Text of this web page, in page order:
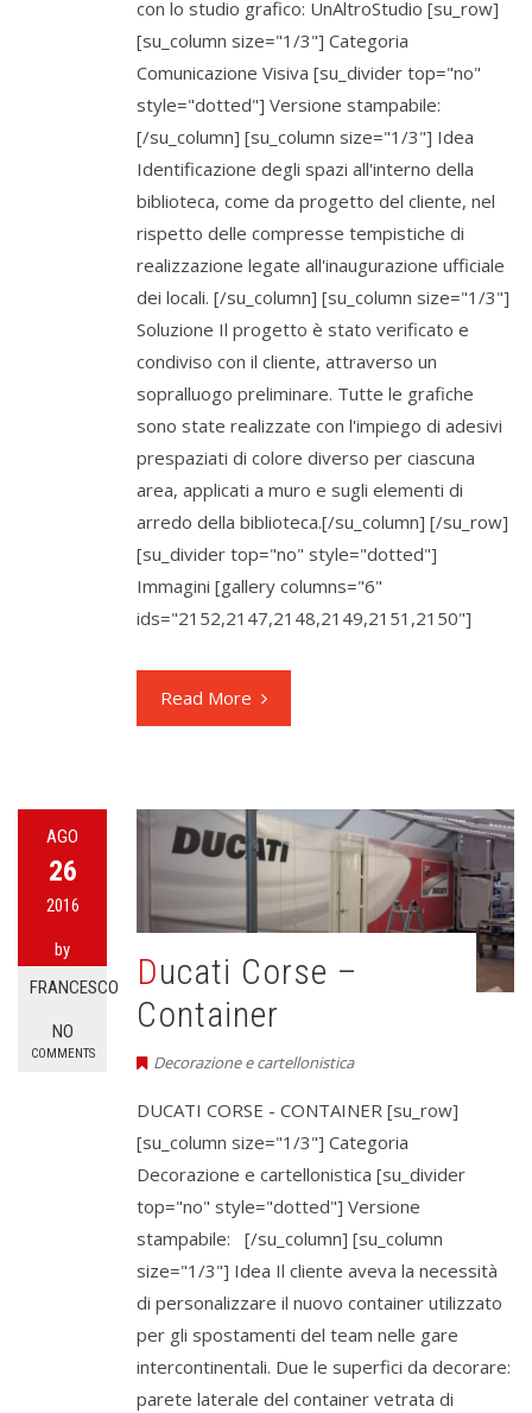
con lo studio grafico: UnAltroStudio [su_row]
[su_column size="1/3"] Categoria
Comunicazione Visiva [su_divider top="no"
style="dotted"] Versione stampabile:
[/su_column] [su_column size="1/3"] Idea
Identificazione degli spazi all'interno della
biblioteca, come da progetto del cliente, nel
rispetto delle compresse tempistiche di
realizzazione legate all'inaugurazione ufficiale
dei locali. [/su_column] [su_column size="1/3"]
Soluzione Il progetto è stato verificato e
condiviso con il cliente, attraverso un
sopralluogo preliminare. Tutte le grafiche
sono state realizzate con l'impiego di adesivi
prespaziati di colore diverso per ciascuna
area, applicati a muro e sugli elementi di
arredo della biblioteca.[/su_column] [/su_row]
[su_divider top="no" style="dotted"]
Immagini [gallery columns="6"
ids="2152,2147,2148,2149,2151,2150"]
Read More
AGO
26
2016
by
FRANCESCO
NO
COMMENTS
Ducati Corse –
Container
Decorazione e cartellonistica
DUCATI CORSE - CONTAINER [su_row]
[su_column size="1/3"] Categoria
Decorazione e cartellonistica [su_divider
top="no" style="dotted"] Versione
stampabile: [/su_column] [su_column
size="1/3"] Idea Il cliente aveva la necessità
di personalizzare il nuovo container utilizzato
per gli spostamenti del team nelle gare
intercontinentali. Due le superfici da decorare:
parete laterale del container vetrata di